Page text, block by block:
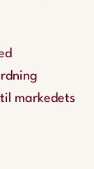
markedets